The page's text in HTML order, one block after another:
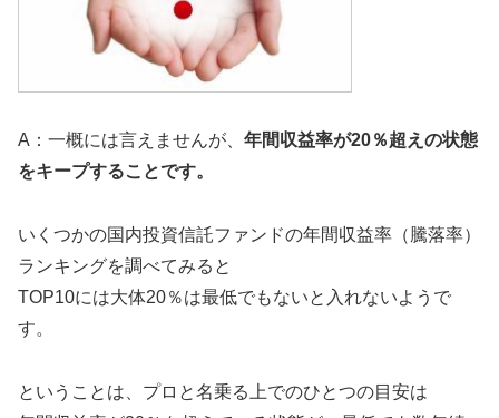
A：一概には言えませんが、 年間収益率が20％超えの状態
をキープすることです。
いくつかの国内投資信託ファンドの年間収益率（騰落率）
ランキングを調べてみると
TOP10には大体20％は最低でもないと入れないようで
す。
ということは、プロと名乗る上でのひとつの目安は